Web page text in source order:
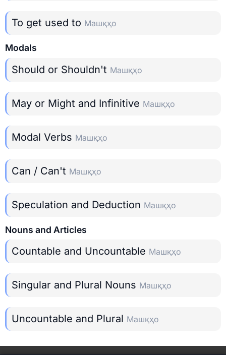
To get used to Машқҳо
Modals
Should or Shouldn't Машқҳо
May or Might and Infinitive Машқҳо
Modal Verbs Машқҳо
Can / Can't Машқҳо
Speculation and Deduction Машқҳо
Nouns and Articles
Countable and Uncountable Машқҳо
Singular and Plural Nouns Машқҳо
Uncountable and Plural Машқҳо